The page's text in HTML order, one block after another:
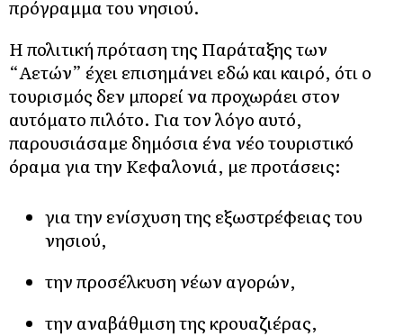
πρόγραμμα του νησιού.
Η πολιτική πρόταση της Παράταξης των
“Αετών” έχει επισημάνει εδώ και καιρό, ότι ο
τουρισμός δεν μπορεί να προχωράει στον
αυτόματο πιλότο. Για τον λόγο αυτό,
παρουσιάσαμε δημόσια ένανέο τουριστικό
όραμαγια την Κεφαλονιά, με προτάσεις:
για την ενίσχυση της εξωστρέφειας του
νησιού,
την προσέλκυση νέων αγορών,
την αναβάθμιση της κρουαζιέρας,